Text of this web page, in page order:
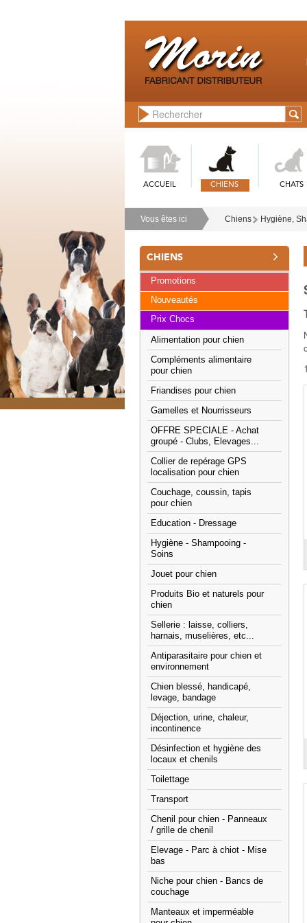
ACCUEIL CHIENS CHATS
Vous êtes ici Chiens Hygiène,
CHIENS
Promotions
Nouveautés
Prix Chocs
Alimentation pour chien
Compléments alimentaire
pour chien
Friandises pour chien
Gamelles et Nourrisseurs
OFFRE SPECIALE - Achat
groupé - Clubs, Elevages...
Collier de repérage GPS
localisation pour chien
Couchage, coussin, tapis
pour chien
Education - Dressage
Hygiène - Shampooing -
Soins
Jouet pour chien
Produits Bio et naturels pour
chien
Sellerie : laisse, colliers,
harnais, muselières, etc...
Antiparasitaire pour chien et
environnement
Chien blessé, handicapé,
levage, bandage
Déjection, urine, chaleur,
incontinence
Désinfection et hygiène des
locaux et chenils
Toilettage
Transport
Chenil pour chien - Panneaux
/ grille de chenil
Elevage - Parc à chiot - Mise
bas
Niche pour chien - Bancs de
couchage
Manteaux et imperméable